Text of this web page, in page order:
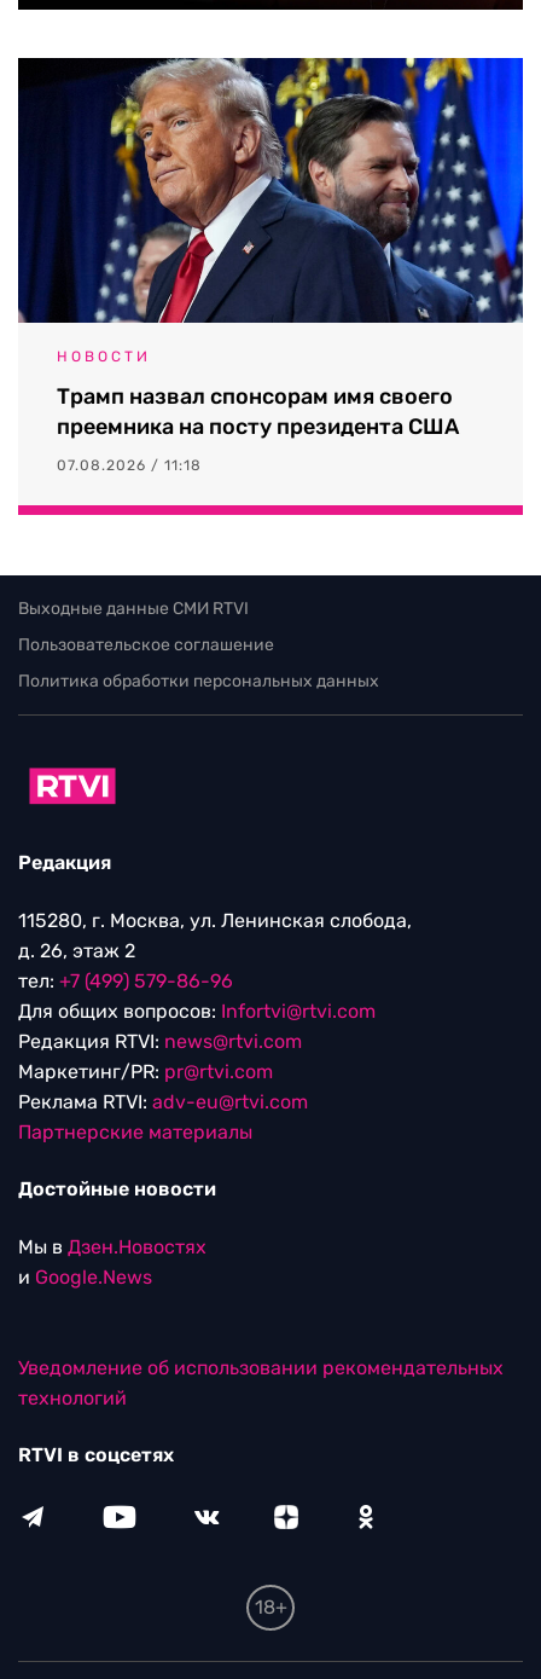
НОВОСТИ
Трамп назвал спонсорам имя своего
преемника на посту президента США
07.08.2026 / 11:18
Выходные данные СМИ RTVI
Пользовательское соглашение
Политика обработки персональных данных
Редакция
115280, г. Москва, ул. Ленинская слобода,
д. 26, этаж 2
тел: +7 (499) 579-86-96
Для общих вопросов: Infortvi@rtvi.com
Редакция RTVI: news@rtvi.com
Маркетинг/PR: pr@rtvi.com
Реклама RTVI: adv-eu@rtvi.com
Партнерские материалы
Достойные новости
Мы в Дзен.Новостях
и Google.News
Уведомление об использовании рекомендательных
технологий
RTVI в соцсетях
18+